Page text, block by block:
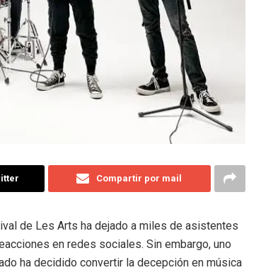
Compartir por mail
de Les Arts ha dejado a miles de asistentes
en redes sociales. Sin embargo, uno
ha decidido convertir la decepción en música